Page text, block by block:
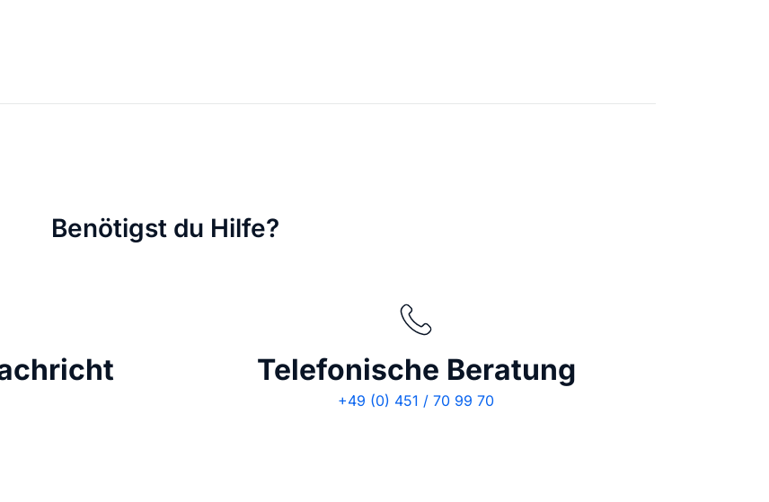
.net Domain .org Domain
Benötigst du Hilfe?
Telefonische Beratung
+49 (0) 451 / 70 99 70